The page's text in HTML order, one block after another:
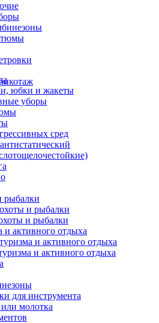
юбки и жакеты
уборы
сред
рыбалки
и рыбалки
и рыбалки
и активного отдыха
и активного отдыха
и активного отдыха
для инструмента
молотка